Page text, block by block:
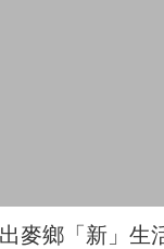
麥鄉「新」生